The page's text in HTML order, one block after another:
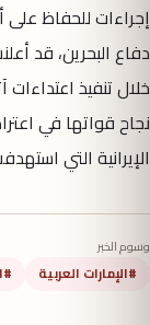
إجراءات للحفاظ على
دفاع البحرين، قد
خلال تنفيذ
نجاح قواتها في
الإيرانية التي
وسوم الخبر
#الإمارات العربية